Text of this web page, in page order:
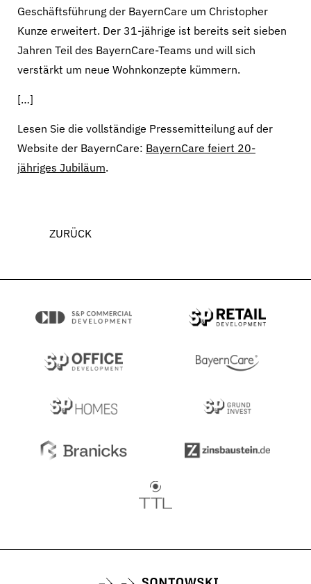
Geschäftsführung der BayernCare um Christopher
Kunze erweitert. Der 31-jährige ist bereits seit sieben
Jahren Teil des BayernCare-Teams und will sich
verstärkt um neue Wohnkonzepte kümmern.
[…]
Lesen Sie die vollständige Pressemitteilung auf der
Website der BayernCare: BayernCare feiert 20-
jähriges Jubiläum.
ZURÜCK